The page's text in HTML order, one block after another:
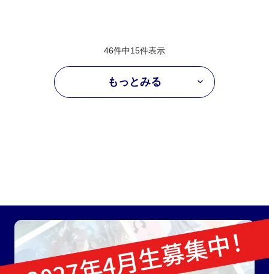
46件中15件表示
もっとみる